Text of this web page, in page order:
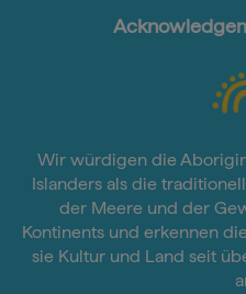
Wir würdigen die
Islanders als die
der Meere und der
Kontinents und erkennen
sie Kultur und Land seit